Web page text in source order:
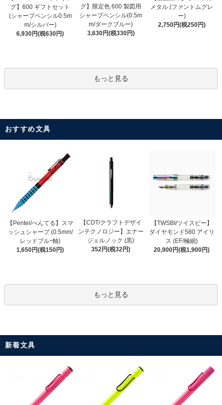
グ】600 ギフトセット
(シャープペンシル0.5m
m/シルバー)
6,930円(税630円)
グ】限定色 600 製図用
シャープペンシル(0.5m
m/ダークブルー)
3,630円(税330円)
メタル (ファントムグレ
ー)
2,750円(税250円)
もっと見る
おすすめ文具
【Pentel/ぺんてる】スマ
ッシュシャープ (0.5mm/
レッドブルｰ軸)
1,650円(税150円)
【CDT/クラフトデザイ
ンテクノロジー】エナー
ジェルノック (黒)
352円(税32円)
【TWSBI/ツイスビー】
ダイヤモンド580 アイリ
ス (EF/極細)
20,900円(税1,900円)
もっと見る
新着文具